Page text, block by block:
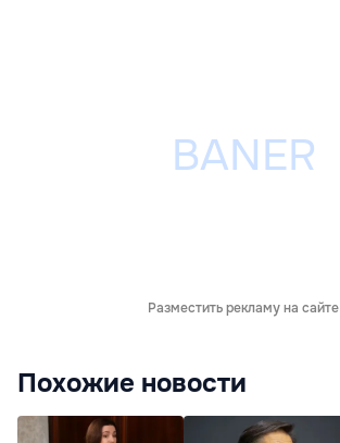
Разместить рекламу на сайте
Похожие новости